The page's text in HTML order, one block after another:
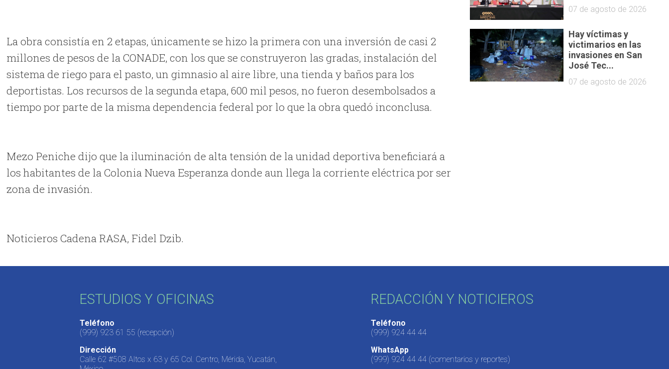
La obra consistía en 2 etapas, únicamente se hizo la primera con una inversión de casi 2
millones de pesos de la CONADE, con los que se construyeron las gradas, instalación del
sistema de riego para el pasto, un gimnasio al aire libre, una tienda y baños para los
deportistas. Los recursos de la segunda etapa, 600 mil pesos, no fueron desembolsados a
tiempo por parte de la misma dependencia federal por lo que la obra quedó inconclusa.
Mezo Peniche dijo que la iluminación de alta tensión de la unidad deportiva beneficiará a
los habitantes de la Colonia Nueva Esperanza donde aun llega la corriente eléctrica por ser
zona de invasión.
Noticieros Cadena RASA, Fidel Dzib.
07 de agosto de 2026
Hay víctimas y
victimarios en las
invasiones en San
José Tec...
07 de agosto de 2026
ESTUDIOS Y OFICINAS
Teléfono
(999) 923 61 55 (recepción)
Dirección
Calle 62 #508 Altos x 63 y 65 Col. Centro, Mérida, Yucatán,
REDACCIÓN Y NOTICIEROS
Teléfono
(999) 924 44 44
WhatsApp
(999) 924 44 44 (comentarios y reportes)